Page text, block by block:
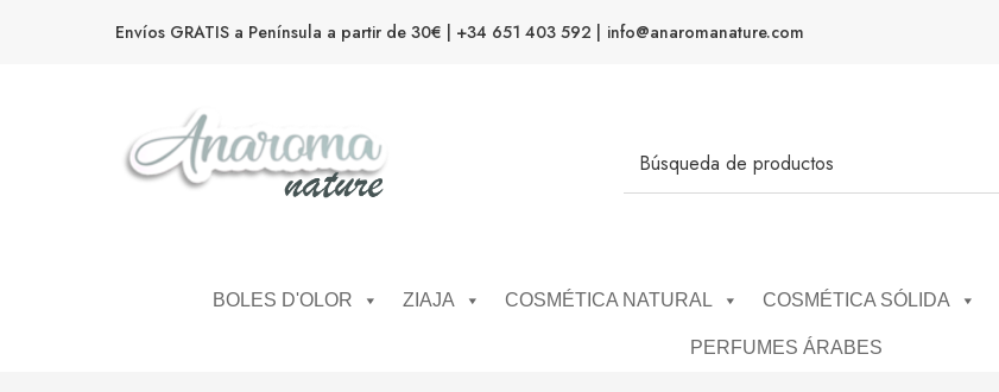
Envíos GRATIS a Península a partir de 30€ | +34 651 403 592 | info@anaromanature.com
BOLES D'OLOR ZIAJA COSMÉTICA NATURAL COSMÉTICA SÓLIDA
PERFUMES ÁRABES